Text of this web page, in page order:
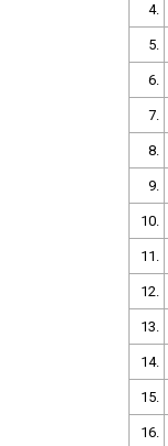
4.
5.
6.
7.
8.
9.
10.
11.
12.
13.
14.
15.
16.